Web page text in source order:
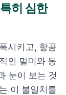
히 심한
시키고, 항공
인 멀미와 동
눈이 보는 것
이 불일치를